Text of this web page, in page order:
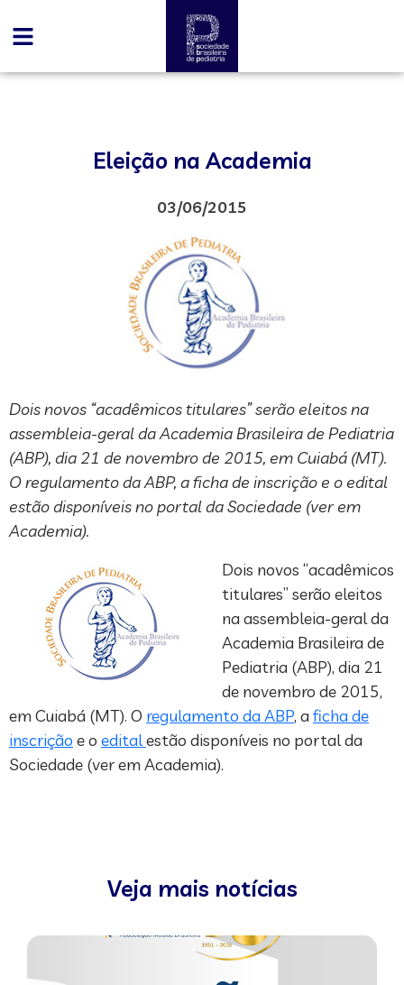
Eleição na Academia
03/06/2015
Dois novos “acadêmicos titulares” serão eleitos na
assembleia-geral da Academia Brasileira de Pediatria
(ABP), dia 21 de novembro de 2015, em Cuiabá (MT).
O regulamento da ABP, a ficha de inscrição e o edital
estão disponíveis no portal da Sociedade (ver em
Academia).
Dois novos “acadêmicos
titulares” serão eleitos
na assembleia-geral da
Academia Brasileira de
Pediatria (ABP), dia 21
de novembro de 2015,
em Cuiabá (MT). O regulamento da ABP, a ficha de
inscrição e o editalestão disponíveis no portal da
Sociedade (ver em Academia).
Veja mais notícias